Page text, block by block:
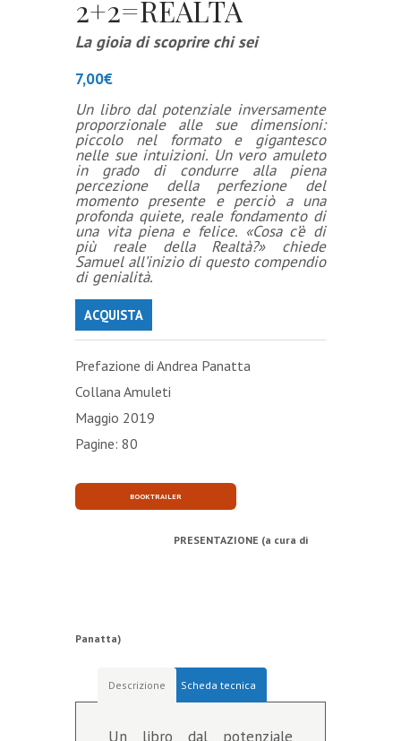
2+2=REALTÀ
La gioia di scoprire chi sei
7,00€
Un libro dal potenziale inversamente
proporzionale alle sue dimensioni:
piccolo nel formato e gigantesco
nelle sue intuizioni. Un vero amuleto
in grado di condurre alla piena
percezione della perfezione del
momento presente e perciò a una
profonda quiete, reale fondamento di
una vita piena e felice. «Cosa c’è di
più reale della Realtà?» chiede
Samuel all’inizio di questo compendio
di genialità.
ACQUISTA
Prefazione di Andrea Panatta
Collana Amuleti
Maggio 2019
Pagine: 80
BOOKTRAILER
PRESENTAZIONE (a cura di
Panatta)
Descrizione Scheda tecnica
Un libro dal potenziale